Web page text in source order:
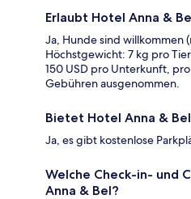
Erlaubt Hotel Anna &
Ja, Hunde sind willkommen
Höchstgewicht: 7 kg pro
150 USD pro Unterkunft,
Gebühren ausgenommen.
Bietet Hotel Anna &
Ja, es gibt kostenlose
Welche Check-in- und
Anna & Bel?